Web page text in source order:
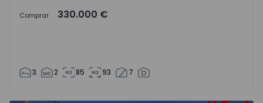
Comprar 330.000 €
3 2 85 93 7